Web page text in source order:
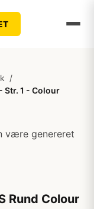
/
Str. 1 - Colour
være genereret
Rund Colour